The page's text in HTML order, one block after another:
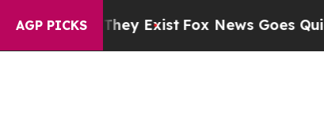
AGP PICKS
They Exist Fox News Goes Quiet as